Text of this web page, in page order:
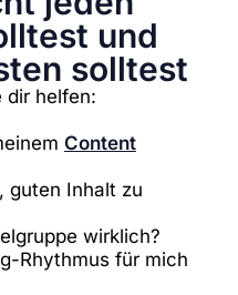
und
solltest
dir helfen:
Content
guten Inhalt zu
wirklich?
Rhythmus für mich